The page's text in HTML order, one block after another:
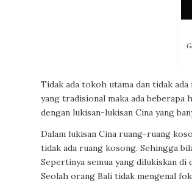
Tidak ada tokoh utama dan tidak
yang tradisional maka ada beberapa
dengan lukisan-lukisan Cina yang
Dalam lukisan Cina ruang-ruang
tidak ada ruang kosong. Sehingga
Sepertinya semua yang dilukiskan di
Seolah orang Bali tidak mengenal